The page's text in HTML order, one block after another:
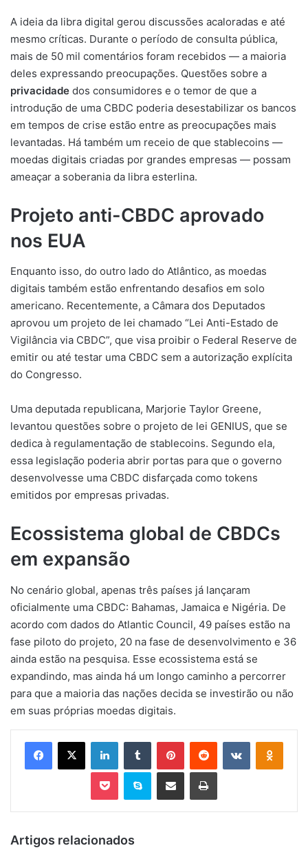
A ideia da libra digital gerou discussões acaloradas e até
mesmo críticas. Durante o período de consulta pública,
mais de 50 mil comentários foram recebidos — a maioria
deles expressando preocupações. Questões sobre a
privacidade dos consumidores e o temor de que a
introdução de uma CBDC poderia desestabilizar os bancos
em tempos de crise estão entre as preocupações mais
levantadas. Há também um receio de que stablecoins —
moedas digitais criadas por grandes empresas — possam
ameaçar a soberania da libra esterlina.
Projeto anti-CBDC aprovado
nos EUA
Enquanto isso, do outro lado do Atlântico, as moedas
digitais também estão enfrentando desafios em solo
americano. Recentemente, a Câmara dos Deputados
aprovou um projeto de lei chamado “Lei Anti-Estado de
Vigilância via CBDC”, que visa proibir o Federal Reserve de
emitir ou até testar uma CBDC sem a autorização explícita
do Congresso.
Uma deputada republicana, Marjorie Taylor Greene,
levantou questões sobre o projeto de lei GENIUS, que se
dedica à regulamentação de stablecoins. Segundo ela,
essa legislação poderia abrir portas para que o governo
desenvolvesse uma CBDC disfarçada como tokens
emitidos por empresas privadas.
Ecossistema global de CBDCs
em expansão
No cenário global, apenas três países já lançaram
oficialmente uma CBDC: Bahamas, Jamaica e Nigéria. De
acordo com dados do Atlantic Council, 49 países estão na
fase piloto do projeto, 20 na fase de desenvolvimento e 36
ainda estão na pesquisa. Esse ecossistema está se
expandindo, mas ainda há um longo caminho a percorrer
para que a maioria das nações decida se investirão ou não
em suas próprias moedas digitais.
Facebook
X LinkedinTumblr PinterestReddit VK OK
Pocket Skype Compartilhar via e-mail Imprimir
Artigos relacionados